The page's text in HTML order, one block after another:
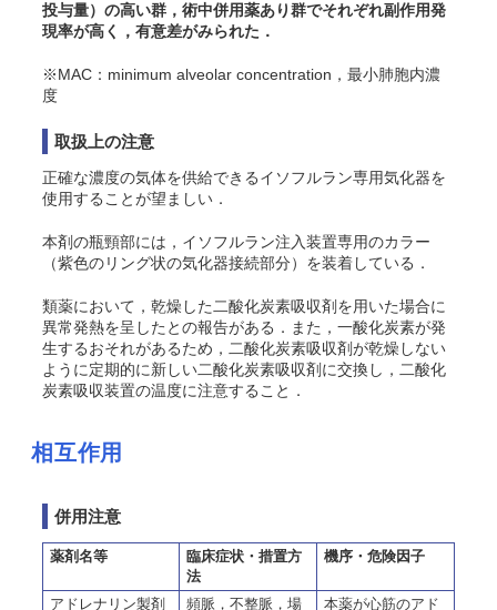
投与量）の高い群，術中併用薬あり群でそれぞれ副作用発
現率が高く，有意差がみられた．
※MAC：minimum alveolar concentration，最小肺胞内濃
度
取扱上の注意
正確な濃度の気体を供給できるイソフルラン専用気化器を
使用することが望ましい．
本剤の瓶頸部には，イソフルラン注入装置専用のカラー
（紫色のリング状の気化器接続部分）を装着している．
類薬において，乾燥した二酸化炭素吸収剤を用いた場合に
異常発熱を呈したとの報告がある．また，一酸化炭素が発
生するおそれがあるため，二酸化炭素吸収剤が乾燥しない
ように定期的に新しい二酸化炭素吸収剤に交換し，二酸化
炭素吸収装置の温度に注意すること．
相互作用
併用注意
薬剤名等
臨床症状・措置方
法
機序・危険因子
アドレナリン製剤 頻脈，不整脈，場 本薬が心筋のアド